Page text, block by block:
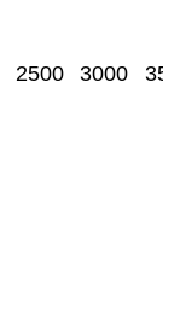
2500 3000